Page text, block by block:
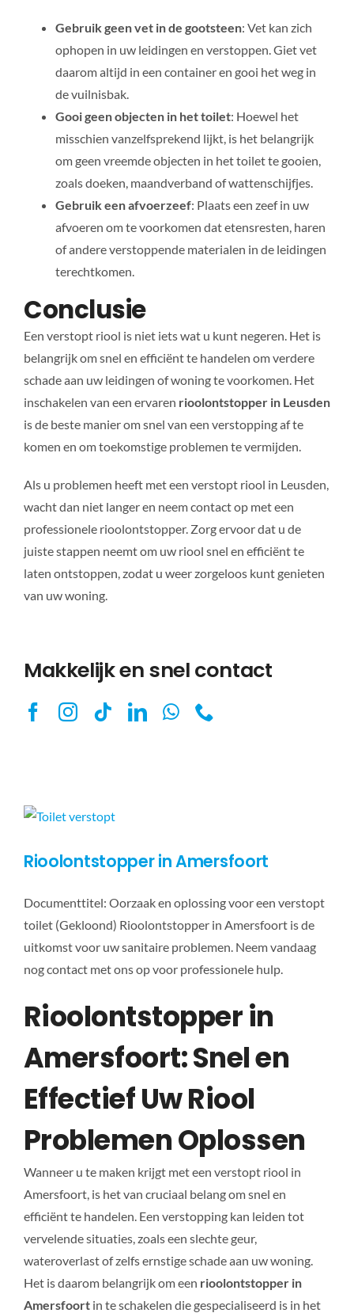
Gebruik geen vet in de gootsteen: Vet kan zich
ophopen in uw leidingen en verstoppen. Giet vet
daarom altijd in een container en gooi het weg in
de vuilnisbak.
Gooi geen objecten in het toilet: Hoewel het
misschien vanzelfsprekend lijkt, is het belangrijk
om geen vreemde objecten in het toilet te gooien,
zoals doeken, maandverband of wattenschijfjes.
Gebruik een afvoerzeef: Plaats een zeef in uw
afvoeren om te voorkomen dat etensresten, haren
of andere verstoppende materialen in de leidingen
terechtkomen.
Conclusie
Een verstopt riool is niet iets wat u kunt negeren. Het is
belangrijk om snel en efficiënt te handelen om verdere
schade aan uw leidingen of woning te voorkomen. Het
inschakelen van een ervaren rioolontstopper in Leusden
is de beste manier om snel van een verstopping af te
komen en om toekomstige problemen te vermijden.
Als u problemen heeft met een verstopt riool in Leusden,
wacht dan niet langer en neem contact op met een
professionele rioolontstopper. Zorg ervoor dat u de
juiste stappen neemt om uw riool snel en efficiënt te
laten ontstoppen, zodat u weer zorgeloos kunt genieten
van uw woning.
Makkelijk en snel contact
Rioolontstopper in Amersfoort
Documenttitel: Oorzaak en oplossing voor een verstopt
toilet (Gekloond) Rioolontstopper in Amersfoort is de
uitkomst voor uw sanitaire problemen. Neem vandaag
nog contact met ons op voor professionele hulp.
Rioolontstopper in
Amersfoort: Snel en
Effectief Uw Riool
Problemen Oplossen
Wanneer u te maken krijgt met een verstopt riool in
Amersfoort, is het van cruciaal belang om snel en
efficiënt te handelen. Een verstopping kan leiden tot
vervelende situaties, zoals een slechte geur,
wateroverlast of zelfs ernstige schade aan uw woning.
Het is daarom belangrijk om een rioolontstopper in
Amersfoortin te schakelen die gespecialiseerd is in het